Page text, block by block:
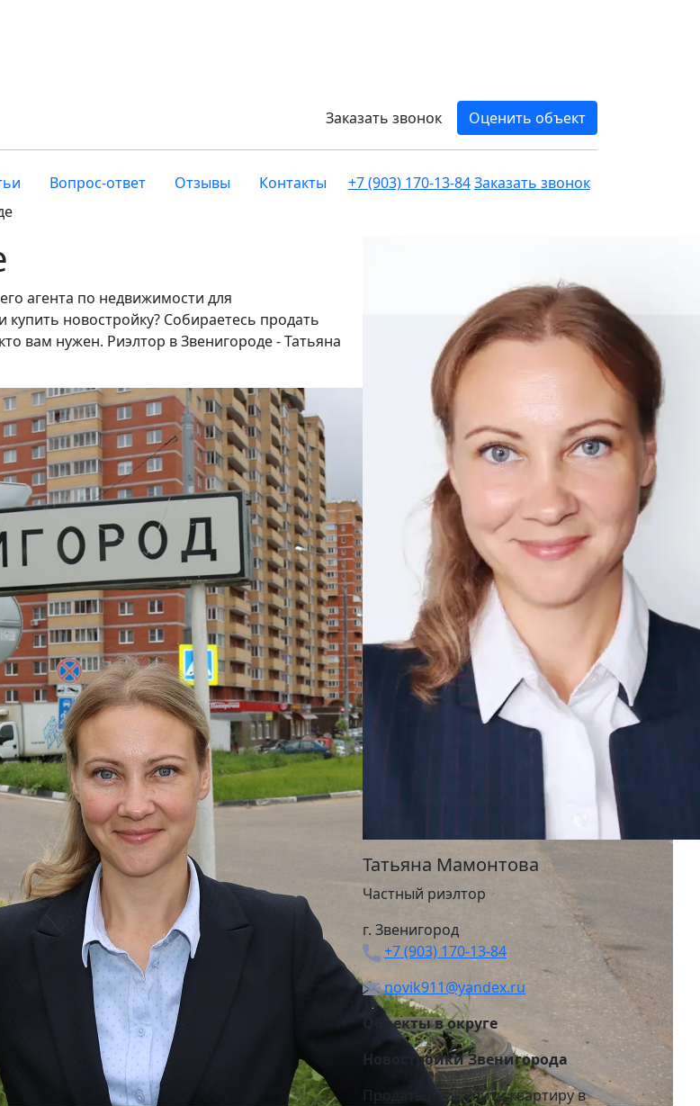
Заказать звонок
Оценить объект
Вопрос-ответ Отзывы Контакты +7 (903) 170-13-84Заказать звонок
агента по недвижимости для
новостройку? Собираетесь продать
вам нужен. Риэлтор в Звенигороде - Татьяна
Татьяна Мамонтова
Частный риэлтор
г. Звенигород
+7 (903) 170-13-84
novik911@yandex.ru
Объекты в округе
Новостройки Звенигорода
Продать или купить квартиру в